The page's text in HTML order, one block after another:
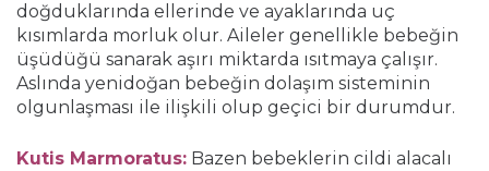
doğduklarında ellerinde ve ayaklarında uç
kısımlarda morluk olur. Aileler genellikle bebeğin
üşüdüğü sanarak aşırı miktarda ısıtmaya çalışır.
Aslında yenidoğan bebeğin dolaşım sisteminin
olgunlaşması ile ilişkili olup geçici bir durumdur.
Kutis Marmoratus: Bazen bebeklerin cildi alacalı